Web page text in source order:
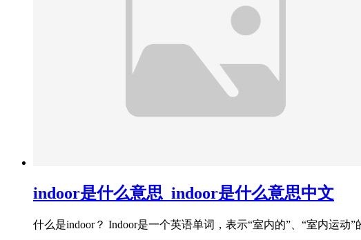
indoor是什么意思_indoor是什么意思中文
什么是indoor？ Indoor是一个英语单词，表示“室内的”、“室内运